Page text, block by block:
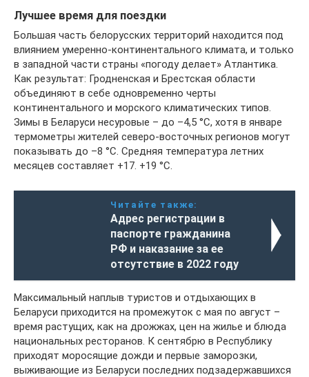
Лучшее время для поездки
Большая часть белорусских территорий находится под
влиянием умеренно-континентального климата, и только
в западной части страны «погоду делает» Атлантика.
Как результат: Гродненская и Брестская области
объединяют в себе одновременно черты
континентального и морского климатических типов.
Зимы в Беларуси несуровые – до –4,5 °С, хотя в январе
термометры жителей северо-восточных регионов могут
показывать до –8 °С. Средняя температура летних
месяцев составляет +17. +19 °С.
Читайте также:
Адрес регистрации в
паспорте гражданина
РФ и наказание за ее
отсутствие в 2022 году
Максимальный наплыв туристов и отдыхающих в
Беларуси приходится на промежуток с мая по август –
время растущих, как на дрожжах, цен на жилье и блюда
национальных ресторанов. К сентябрю в Республику
приходят моросящие дожди и первые заморозки,
выживающие из Беларуси последних подзадержавшихся